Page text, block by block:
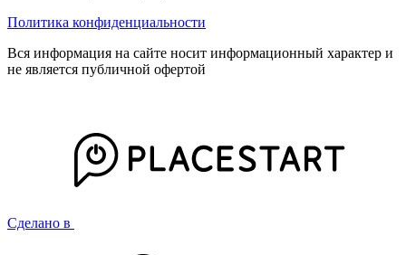
Политика конфиденциальности
Вся информация на сайте носит информационный характер и
не является публичной офертой
Сделано в